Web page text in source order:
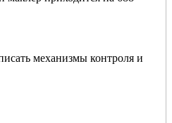
механизмы контроля и